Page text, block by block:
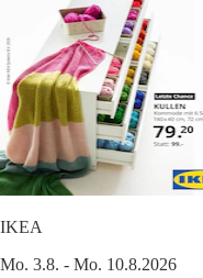
IKEA
Mo. 3.8. - Mo. 10.8.2026